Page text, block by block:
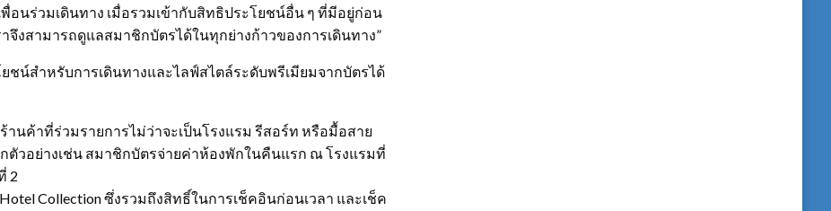
อนร่วมเดินทาง เมื่อรวมเข้ากับสิทธิประโยชน์อื่น ๆ ที่มีอยู่ก่อน
งสามารถดูแลสมาชิกบัตรได้ในทุกย่างก้าวของการเดินทาง”
น์สำหรับการเดินทางและไลฟ์สไตล์ระดับพรีเมียมจากบัตรได้
นค้าที่ร่วมรายการไม่ว่าจะเป็นโรงแรม รีสอร์ท หรือมื้อสาย
วอย่างเช่น สมาชิกบัตรจ่ายค่าห้องพักในคืนแรก ณ โรงแรมที่
2
Collection ซึ่งรวมถึงสิทธิ์ในการเช็คอินก่อนเวลา และเช็ค